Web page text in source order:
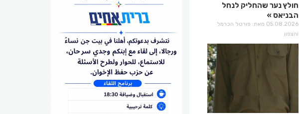
חולץ נער שהחליק לנחל
הבניאס
05.08.2026 מאת: פורטל הכרמל
והצפון